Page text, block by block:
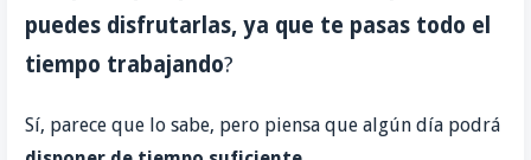
puedes disfrutarlas, ya que te pasas todo el
tiempo trabajando?
Sí, parece que lo sabe, pero piensa que algún día podrá